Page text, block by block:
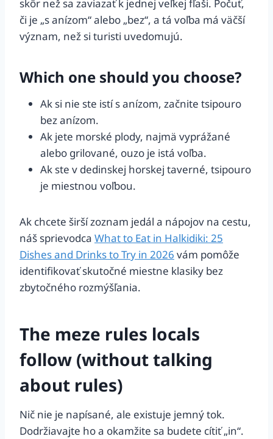
skôr než sa zaviazať k jednej veľkej fľaši. Počuť,
či je „s anízom“ alebo „bez“, a tá voľba má väčší
význam, než si turisti uvedomujú.
Which one should you choose?
Ak si nie ste istí s anízom, začnite tsipouro
bez anízom.
Ak jete morské plody, najmä vyprážané
alebo grilované, ouzo je istá voľba.
Ak ste v dedinskej horskej taverné, tsipouro
je miestnou voľbou.
Ak chcete širší zoznam jedál a nápojov na cestu,
náš sprievodca What to Eat in Halkidiki: 25
Dishes and Drinks to Try in 2026 vám pomôže
identifikovať skutočné miestne klasiky bez
zbytočného rozmýšľania.
The meze rules locals
follow (without talking
about rules)
Nič nie je napísané, ale existuje jemný tok.
Dodržiavajte ho a okamžite sa budete cítiť „in“.